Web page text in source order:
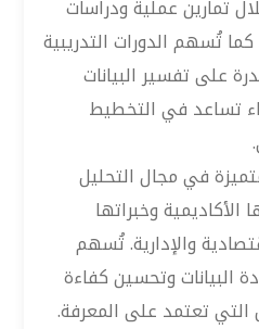
تمارين عملية ودراسات
تُسهم الدورات التدريبية
على تفسير البيانات
تساعد في التخطيط
في مجال التحليل
وخبراتها
والإدارية. تُسهم
البيانات وتحسين كفاءة
التي تعتمد على المعرفة.